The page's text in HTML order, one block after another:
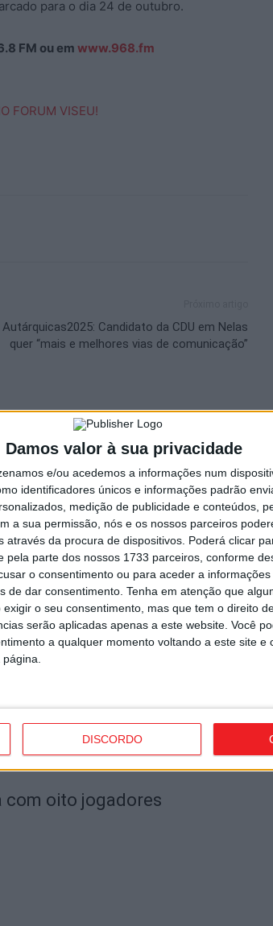
Damos valor à sua privacidade
e/ou acedemos a informações num
identificadores únicos e informações padrão
medição de publicidade e conteúdos,
a sua permissão, nós e os nossos parceiros
através da procura de dispositivos. Poderá clicar
pela parte dos nossos 1733 parceiros, conforme
o consentimento ou para aceder a
de dar consentimento. Tenha em atenção que
o seu consentimento, mas que tem o direito
serão aplicadas apenas a este website. Você
a qualquer momento voltando a este site e
DISCORDO
para o dia 24 de outubro.
FM ou em www.968.fm
Autárquicas2025: Candidato da CDU em Nelas
quer “mais e melhores vias de comunicação”
setembro com Rui Veloso
com oito jogadores